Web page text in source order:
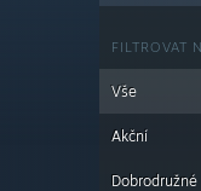
FILTROVAT
Vše
Akční
Dobrodružné